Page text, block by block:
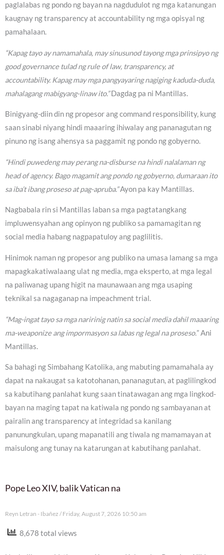
paglalabas ng pondo ng bayan na nagdudulot ng mga katanungan
kaugnay ng transparency at accountability ng mga opisyal ng
pamahalaan.
“Kapag tayo ay namamahala, may sinusunod tayong mga prinsipyo ng
good governance tulad ng rule of law, transparency, at
accountability. Kapag may mga pangyayaring nagiging kaduda-duda,
mahalagang mabigyang-linaw ito.”Dagdag pa ni Mantillas.
Binigyang-diin din ng propesor ang command responsibility, kung
saan sinabi niyang hindi maaaring ihiwalay ang pananagutan ng
pinuno ng isang ahensya sa paggamit ng pondo ng gobyerno.
“Hindi puwedeng may perang na-disburse na hindi nalalaman ng
head of agency. Bago magamit ang pondo ng gobyerno, dumaraan ito
sa iba’t ibang proseso at pag-apruba.”Ayon pa kay Mantillas.
Nagbabala rin si Mantillas laban sa mga pagtatangkang
impluwensyahan ang opinyon ng publiko sa pamamagitan ng
social media habang nagpapatuloy ang paglilitis.
Hinimok naman ng propesor ang publiko na umasa lamang sa mga
mapagkakatiwalaang ulat ng media, mga eksperto, at mga legal
na paliwanag upang higit na maunawaan ang mga usaping
teknikal sa nagaganap na impeachment trial.
“Mag-ingat tayo sa mga naririnig natin sa social media dahil maaaring
ma-weaponize ang impormasyon sa labas ng legal na proseso.” Ani
Mantillas.
Sa bahagi ng Simbahang Katolika, ang mabuting pamamahala ay
dapat na nakaugat sa katotohanan, pananagutan, at paglilingkod
sa kabutihang panlahat kung saan tinatawagan ang mga lingkod-
bayan na maging tapat na katiwala ng pondo ng sambayanan at
pairalin ang transparency at integridad sa kanilang
panunungkulan, upang mapanatili ang tiwala ng mamamayan at
maisulong ang tunay na katarungan at kabutihang panlahat.
Pope Leo XIV, balik Vatican na
Reyn Letran - Ibañez Friday, August 7, 2026 10:50 am
8,678 total views